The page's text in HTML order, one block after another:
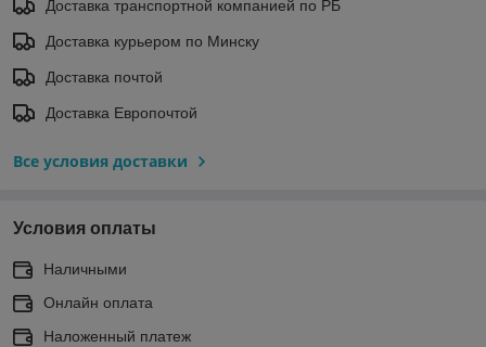
Доставка транспортной компанией по РБ
Доставка курьером по Минску
Доставка почтой
Доставка Европочтой
Все условия доставки
Условия оплаты
Наличными
Онлайн оплата
Наложенный платеж